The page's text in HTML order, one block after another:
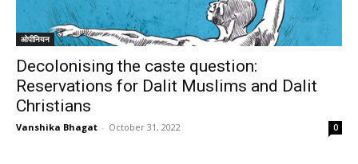
ओपीनियन
Decolonising the caste question:
Reservations for Dalit Muslims and Dalit
Christians
Vanshika Bhagat - October 31, 2022 0